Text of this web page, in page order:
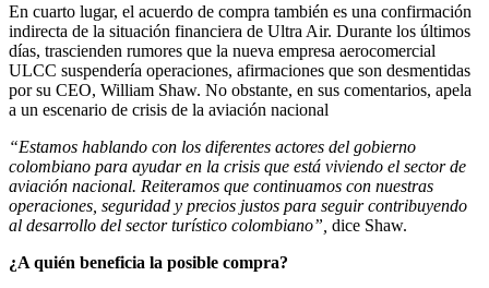
En cuarto lugar, el acuerdo de compra también es una confirmación
indirecta de la situación financiera de Ultra Air. Durante los últimos
días, trascienden rumores que la nueva empresa aerocomercial
ULCC suspendería operaciones, afirmaciones que son desmentidas
por su CEO, William Shaw. No obstante, en sus comentarios, apela
a un escenario de crisis de la aviación nacional
“Estamos hablando con los diferentes actores del gobierno
colombiano para ayudar en la crisis que está viviendo el sector de
aviación nacional. Reiteramos que continuamos con nuestras
operaciones, seguridad y precios justos para seguir contribuyendo
al desarrollo del sector turístico colombiano”, dice Shaw.
¿A quién beneficia la posible compra?